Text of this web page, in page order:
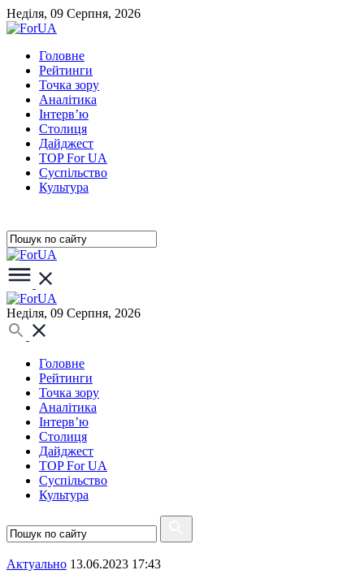
Неділя, 09 Серпня, 2026
Головне
Рейтинги
Точка зору
Аналітика
Інтерв’ю
Столиця
Дайджест
TOP For UA
Суспiльство
Культура
Неділя, 09 Серпня, 2026
Головне
Рейтинги
Точка зору
Аналітика
Інтерв’ю
Столиця
Дайджест
TOP For UA
Суспiльство
Культура
Актуально 13.06.2023 17:43